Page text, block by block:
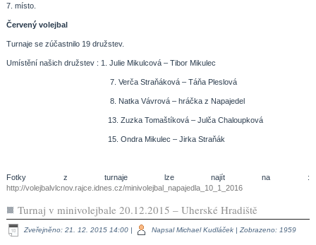
7. místo.
Červený volejbal
Turnaje se zúčastnilo 19 družstev.
Umístění našich družstev : 1. Julie Mikulcová – Tibor Mikulec
7. Verča Straňáková – Táňa Pleslová
8. Natka Vávrová – hráčka z Napajedel
13. Zuzka Tomaštíková – Julča Chaloupková
15. Ondra Mikulec – Jirka Straňák
Fotky z turnaje lze najít na :
http://volejbalvlcnov.rajce.idnes.cz/minivolejbal_napajedla_10_1_2016
Turnaj v minivolejbale 20.12.2015 – Uherské Hradiště
Zveřejněno: 21. 12. 2015 14:00 | Napsal Michael Kudláček | Zobrazeno: 1959